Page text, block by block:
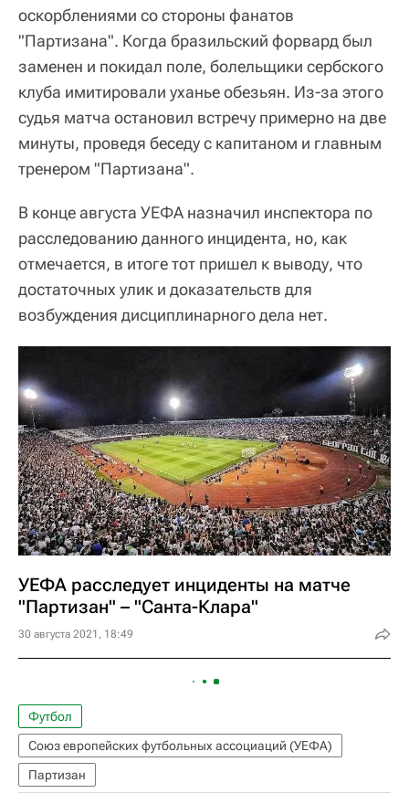
оскорблениями со стороны фанатов
"Партизана". Когда бразильский форвард был
заменен и покидал поле, болельщики сербского
клуба имитировали уханье обезьян. Из-за этого
судья матча остановил встречу примерно на две
минуты, проведя беседу с капитаном и главным
тренером "Партизана".
В конце августа УЕФА назначил инспектора по
расследованию данного инцидента, но, как
отмечается, в итоге тот пришел к выводу, что
достаточных улик и доказательств для
возбуждения дисциплинарного дела нет.
УЕФА расследует инциденты на матче
"Партизан" – "Санта-Клара"
30 августа 2021, 18:49
Футбол
Союз европейских футбольных ассоциаций (УЕФА)
Партизан